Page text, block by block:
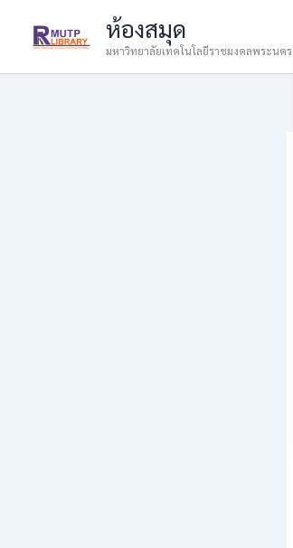
ห้องสมุด
มหาวิทยาลัยเทคโนโลยีราชมงคลพระนคร